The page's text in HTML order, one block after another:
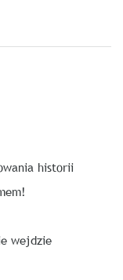
historii
wejdzie